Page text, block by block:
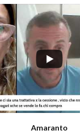
Amaranto